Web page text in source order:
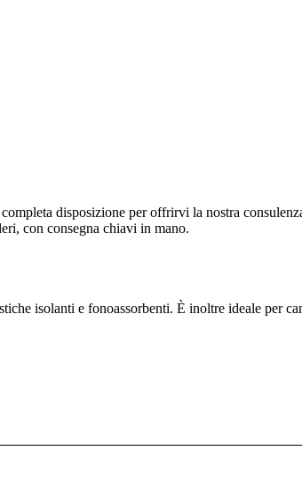
disposizione per offrirvi la nostra
con consegna chiavi in mano.
isolanti e fonoassorbenti. È inoltre ideale per